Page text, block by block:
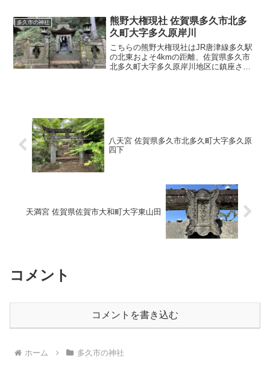
としてしっかりと祀られて…
多久市の神社
熊野大権現社 佐賀県多久市北多
久町大字多久原岸川
こちらの熊野大権現社はJR唐津線多久駅
の北東およそ4kmの距離、佐賀県多久市
北多久町大字多久原岸川地区に鎮座され
八天宮 佐賀県多久市北多久町大字多久原
四下
天満宮 佐賀県佐賀市大和町大字東山田
コメント
コメントを書き込む
ホーム 多久市の神社